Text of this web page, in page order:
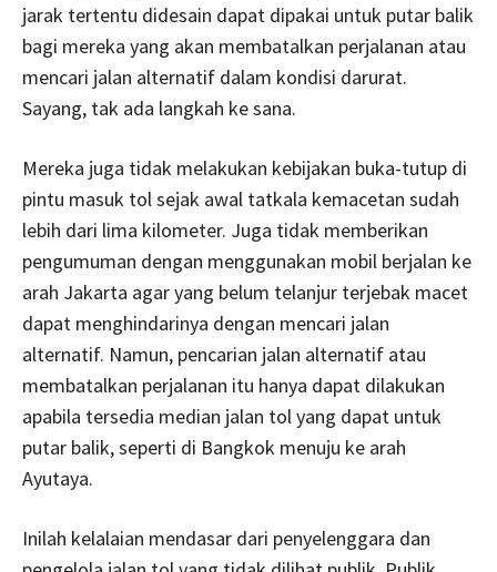
jarak tertentu didesain dapat dipakai untuk putar balik
bagi mereka yang akan membatalkan perjalanan atau
mencari jalan alternatif dalam kondisi darurat.
Sayang, tak ada langkah ke sana.
Mereka juga tidak melakukan kebijakan buka-tutup di
pintu masuk tol sejak awal tatkala kemacetan sudah
lebih dari lima kilometer. Juga tidak memberikan
pengumuman dengan menggunakan mobil berjalan ke
arah Jakarta agar yang belum telanjur terjebak macet
dapat menghindarinya dengan mencari jalan
alternatif. Namun, pencarian jalan alternatif atau
membatalkan perjalanan itu hanya dapat dilakukan
apabila tersedia median jalan tol yang dapat untuk
putar balik, seperti di Bangkok menuju ke arah
Ayutaya.
Inilah kelalaian mendasar dari penyelenggara dan